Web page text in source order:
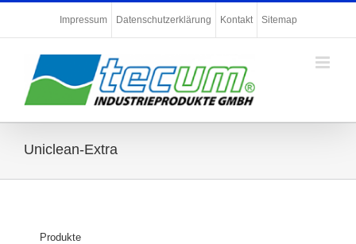
springen
Impressum Datenschutzerklärung Kontakt Sitemap
Uniclean-Extra
Produkte